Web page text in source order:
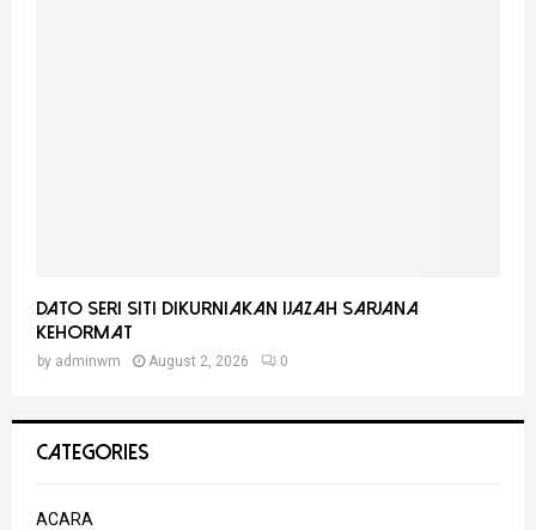
Dato Seri Siti Dikurniakan Ijazah Sarjana
Kehormat
by adminwm August 2, 2026 0
CATEGORIES
ACARA